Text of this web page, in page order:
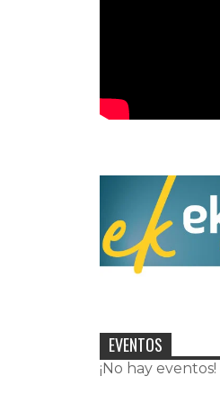
EVENTOS
¡No hay eventos!